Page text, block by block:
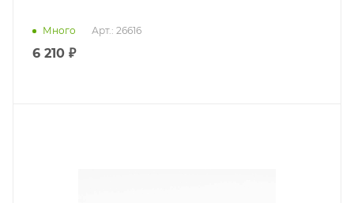
Много Арт.: 26616
6 210 ₽